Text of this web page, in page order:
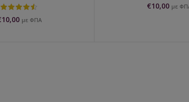
10,00 με ΦΠΑ
€10,00 με